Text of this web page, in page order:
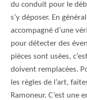
du conduit pour le
s’y déposer. En
accompagné d’une
pour détecter des
pièces sont usées,
doivent remplacées.
les règles de l’art,
Ramoneur. C’est une